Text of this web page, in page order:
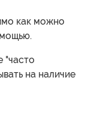
как можно
"часто
на наличие